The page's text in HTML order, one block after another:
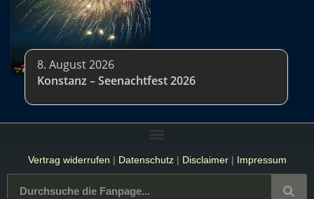
8. August 2026
Konstanz – Seenachtfest 2026
Vertrag widerrufen | Datenschutz| Disclaimer| Impressum